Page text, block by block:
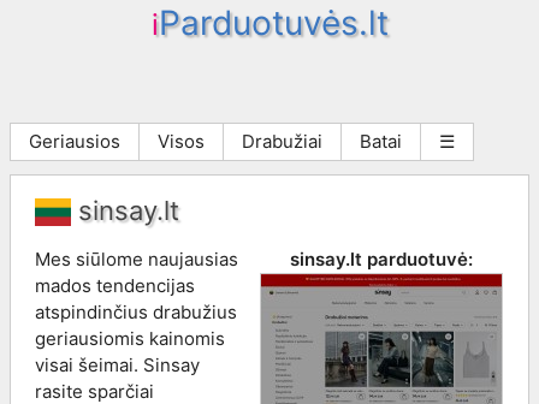
iParduotuvės.lt
Geriausios Visos Drabužiai Batai ☰
sinsay.lt
sinsay.lt parduotuvė:
Mes siūlome naujausias
mados tendencijas
atspindinčius drabužius
geriausiomis kainomis
visai šeimai. Sinsay
rasite sparčiai